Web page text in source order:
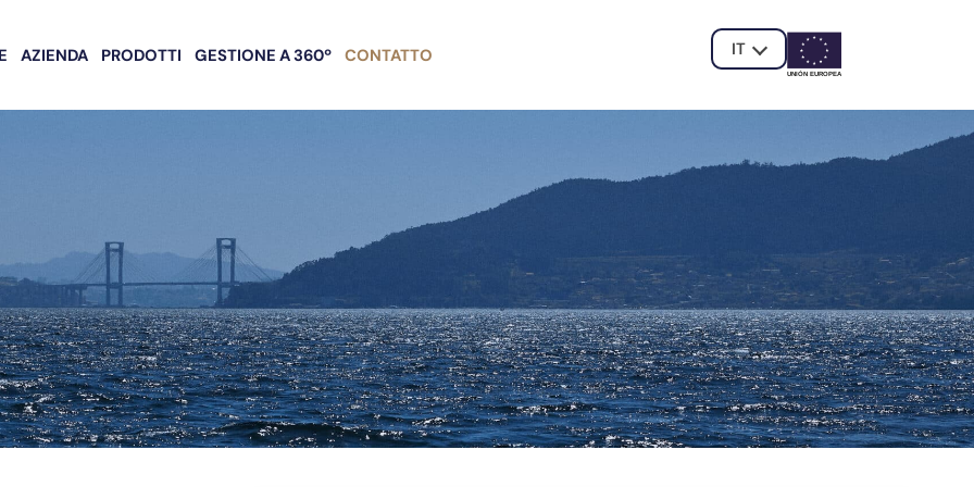
AZIENDA PRODOTTI GESTIONE A 360º CONTATTO IT
UNIÓN EUROPEA